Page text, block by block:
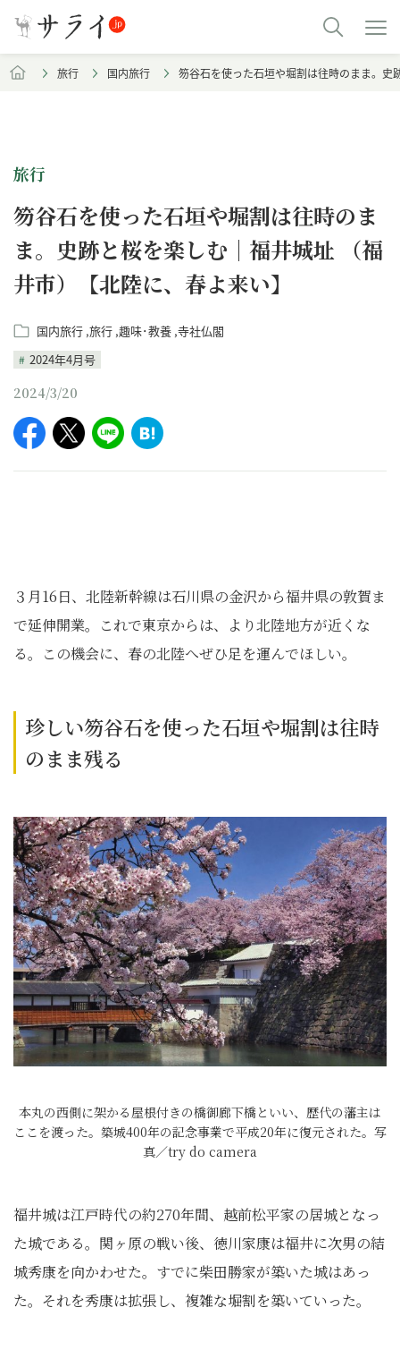
旅行 国内旅行 笏谷石を使った石垣や堀割は往時のまま。
旅行
笏谷石を使った石垣や堀割は往時のま
ま。史跡と桜を楽しむ｜福井城址 （福
井市）【北陸に、春よ来い】
国内旅行 旅行 趣味･教養 寺社仏閣
2024年4月号
2024/3/20
３月16日、北陸新幹線は石川県の金沢から福井県の敦賀ま
で延伸開業。これで東京からは、より北陸地方が近くな
る。この機会に、春の北陸へぜひ足を運んでほしい。
珍しい笏谷石を使った石垣や堀割は往時
のまま残る
本丸の西側に架かる屋根付きの橋御廊下橋といい、歴代の藩主は
ここを渡った。築城400年の記念事業で平成20年に復元された。写
真／try do camera
福井城は江戸時代の約270年間、越前松平家の居城となっ
た城である。関ヶ原の戦い後、徳川家康は福井に次男の結
城秀康を向かわせた。すでに柴田勝家が築いた城はあっ
た。それを秀康は拡張し、複雑な堀割を築いていった。